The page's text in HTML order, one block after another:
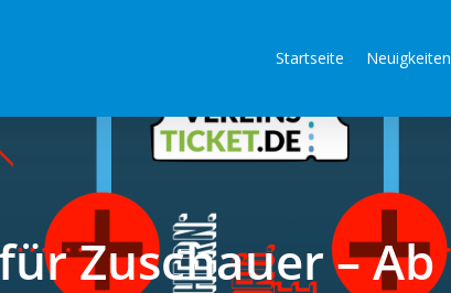
Startseite Neuigkeiten
Zuschauer – Ab